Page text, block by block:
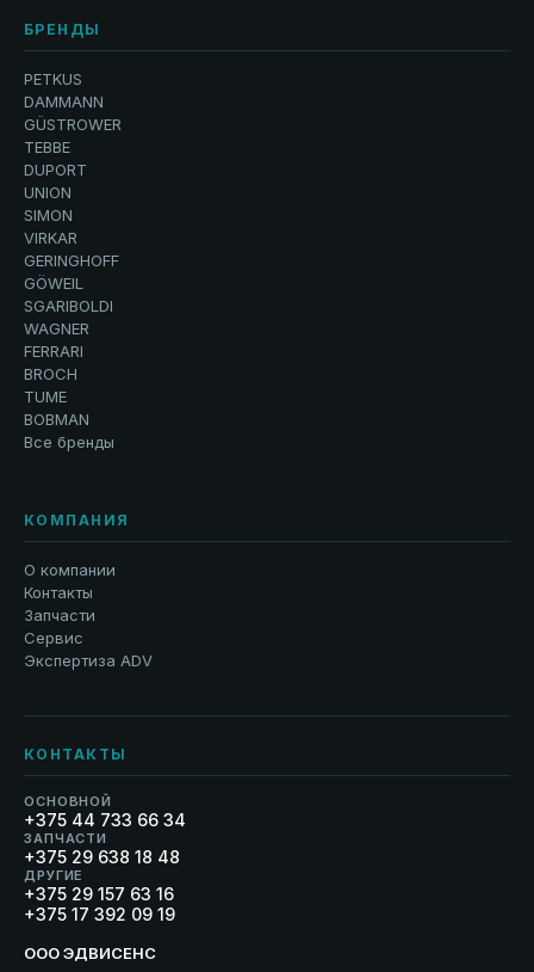
БРЕНДЫ
PETKUS
DAMMANN
GÜSTROWER
TEBBE
DUPORT
UNION
SIMON
VIRKAR
GERINGHOFF
GÖWEIL
SGARIBOLDI
WAGNER
FERRARI
BROCH
TUME
BOBMAN
Все бренды
КОМПАНИЯ
О компании
Контакты
Запчасти
Сервис
Экспертиза ADV
КОНТАКТЫ
ОСНОВНОЙ
+375 44 733 66 34
ЗАПЧАСТИ
+375 29 638 18 48
ДРУГИЕ
+375 29 157 63 16
+375 17 392 09 19
ООО ЭДВИСЕНС